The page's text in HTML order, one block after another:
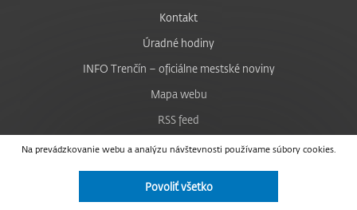
Na prevádzkovanie webu a analýzu návštevnosti používame súbory cookies.
Povoliť všetko
Kontakt
Úradné hodiny
INFO Trenčín – oficiálne mestské noviny
Mapa webu
RSS feed
Nastavenie cookies
Facebook